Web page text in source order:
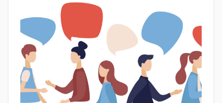
de
l'Entreprise